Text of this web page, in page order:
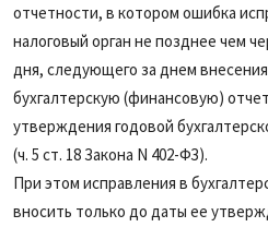
отчетности, в котором ошибка
налоговый орган не позднее чем
дня, следующего за днем
бухгалтерскую (финансовую)
утверждения годовой
(ч. 5 ст. 18 Закона N 402-ФЗ).
При этом исправления в
вносить только до даты ее